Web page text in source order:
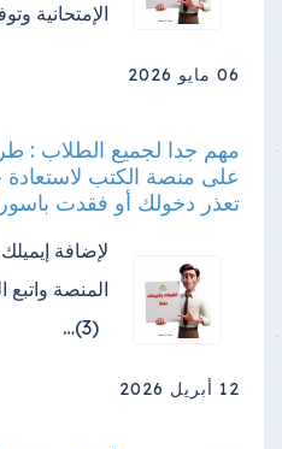
الإمتحانية
06 مايو 2026
مهم جدا لجميع الطلاب :
على منصة الكتب
تعذر دخولك أو فقدت
لإضافة
(3)…
12 أبريل 2026